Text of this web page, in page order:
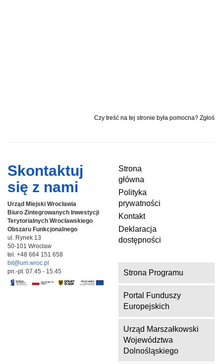
Czy treść na tej stronie była pomocna? Zgłoś
Skontaktuj
się z nami
Urząd Miejski Wrocławia
Biuro Zintegrowanych Inwestycji
Terytorialnych Wrocławskiego
Obszaru Funkcjonalnego
ul. Rynek 13
50-101 Wrocław
tel. +48 664 151 658
bit@um.wroc.pl
pn.-pt. 07.45 - 15.45
Strona
główna
Polityka
prywatności
Kontakt
Deklaracja
dostępności
Strona Programu
Portal Funduszy
Europejskich
Urząd Marszałkowski
Województwa
Dolnośląskiego